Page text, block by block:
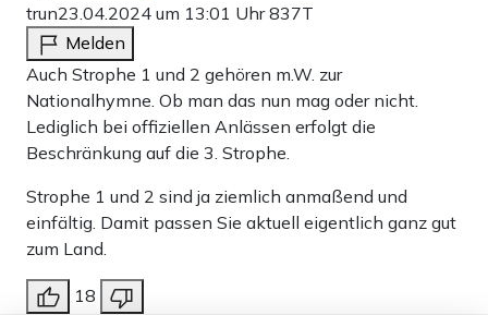
trun23.04.2024 um 13:01 Uhr837T
Melden
Auch Strophe 1 und 2 gehören m.W. zur
Nationalhymne. Ob man das nun mag oder nicht.
Lediglich bei offiziellen Anlässen erfolgt die
Beschränkung auf die 3. Strophe.
Strophe 1 und 2 sind ja ziemlich anmaßend und
einfältig. Damit passen Sie aktuell eigentlich ganz gut
zum Land.
18